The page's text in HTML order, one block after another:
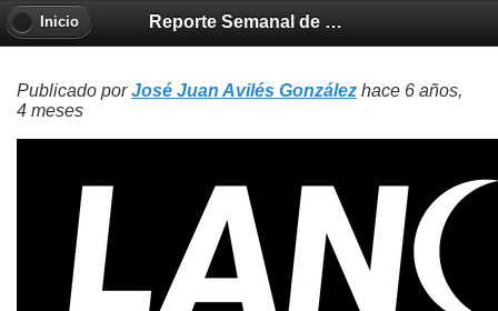
Reporte Semanal de Clima Espacial 2020-03-12
Inicio
Publicado porJosé Juan Avilés González hace 6 años,
4 meses